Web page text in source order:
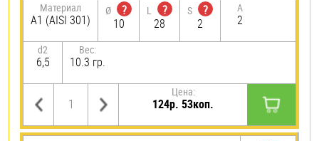
Материал
А1 (AISI 301)
Ø
?
10
L
?
28
S
?
2
A
2
d2
6,5
Вес:
10.3 гр.
Цена:
124р. 53коп.